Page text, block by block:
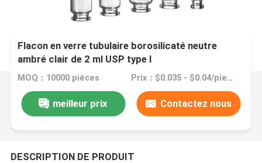
Flacon en verre tubulaire borosilicaté neutre
ambré clair de 2 ml USP type I
MOQ：10000 pièces Prix：$0.035 - $0.04/pieces
meilleur prix Contactez nous
DESCRIPTION DE PRODUIT